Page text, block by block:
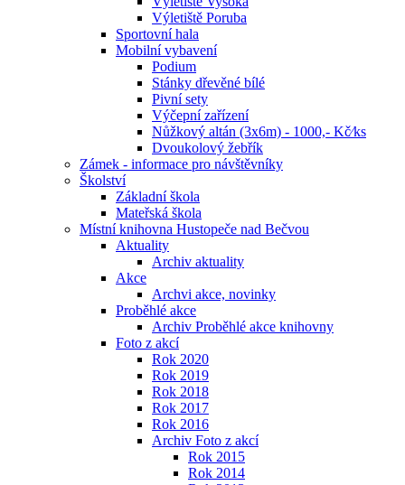
Výletiště Poruba
Sportovní hala
Mobilní vybavení
Podium
Stánky dřevěné bílé
Pivní sety
Výčepní zařízení
Nůžkový altán (3x6m) - 1000,- Kč⁄ks
Dvoukolový žebřík
Zámek - informace pro návštěvníky
Školství
Základní škola
Mateřská škola
Místní knihovna Hustopeče nad Bečvou
Aktuality
Archiv aktuality
Akce
Archvi akce, novinky
Proběhlé akce
Archiv Proběhlé akce knihovny
Foto z akcí
Rok 2020
Rok 2019
Rok 2018
Rok 2017
Rok 2016
Archiv Foto z akcí
Rok 2015
Rok 2014